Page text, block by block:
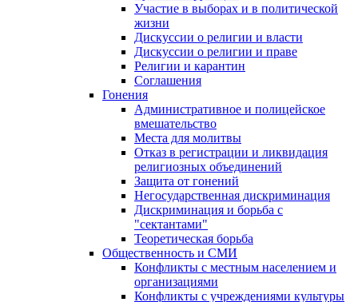
Участие в выборах и в политической
жизни
Дискуссии о религии и власти
Дискуссии о религии и праве
Религии и карантин
Соглашения
Гонения
Административное и полицейское
вмешательство
Места для молитвы
Отказ в регистрации и ликвидация
религиозных объединений
Защита от гонений
Негосударственная дискриминация
Дискриминация и борьба с
"сектантами"
Теоретическая борьба
Общественность и СМИ
Конфликты с местным населением и
организациями
Конфликты с учреждениями культуры